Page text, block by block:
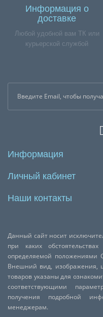
Информация о
доставке
Любой удобной вам ТК или
курьерской службой
Информация
Личный кабинет
Наши контакты
Данный сайт носит
при каких
определяемой положениями
Внешний вид, изображения,
товаров указаны для
соответствующими
получения подробной
менеджерам.